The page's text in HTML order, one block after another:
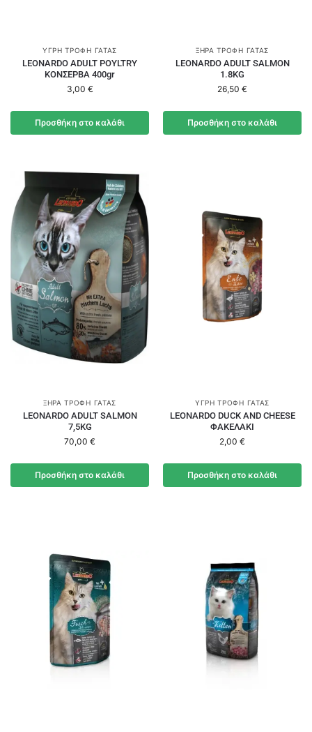
ΥΓΡΉ ΤΡΟΦΉ ΓΆΤΑΣ
LEONARDO ADULT POYLTRY
ΚΟΝΣΕΡΒΑ 400gr
3,00 €
Προσθήκη στο καλάθι
ΞΗΡΆ ΤΡΟΦΉ ΓΆΤΑΣ
LEONARDO ADULT SALMON
1.8KG
26,50 €
Προσθήκη στο καλάθι
ΞΗΡΆ ΤΡΟΦΉ ΓΆΤΑΣ
LEONARDO ADULT SALMON
7,5KG
70,00 €
Προσθήκη στο καλάθι
ΥΓΡΉ ΤΡΟΦΉ ΓΆΤΑΣ
LEONARDO DUCK AND CHEESE
ΦΑΚΕΛΑΚΙ
2,00 €
Προσθήκη στο καλάθι